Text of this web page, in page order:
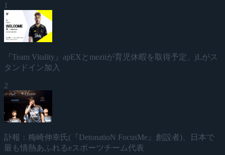
1
『Team Vitality』apEXとmeziiが育児休暇を取得予定、jLがス
タンドイン加入
2
訃報：梅崎伸幸氏(『DetonatioN FocusMe』創設者)、日本で
最も情熱あふれるeスポーツチーム代表